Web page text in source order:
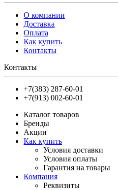
О компании
Доставка
Оплата
Как купить
Контакты
Контакты
+7(383) 287-60-01
+7(913) 002-60-01
Каталог товаров
Бренды
Акции
Как купить
Условия доставки
Условия оплаты
Гарантия на товары
Компания
Реквизиты